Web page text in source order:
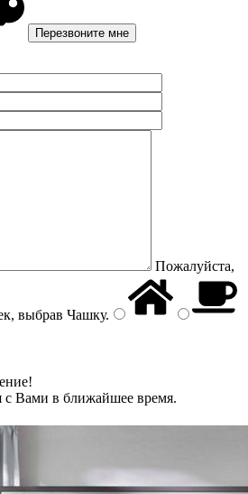
Пожалуйста,
выбрав Чашку.
Вами в ближайшее время.